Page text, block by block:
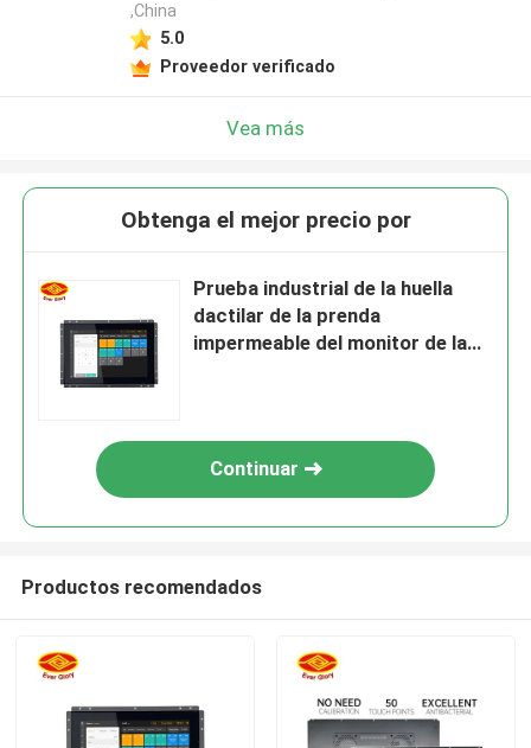
,China
5.0
Proveedor verificado
Vea más
Obtenga el mejor precio por
Prueba industrial de la huella
dactilar de la prenda
impermeable del monitor de la
Continuar
Productos recomendados